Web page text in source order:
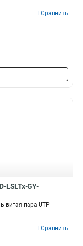
Сравнить
LSLTx-GY-
витая пара UTP
Сравнить